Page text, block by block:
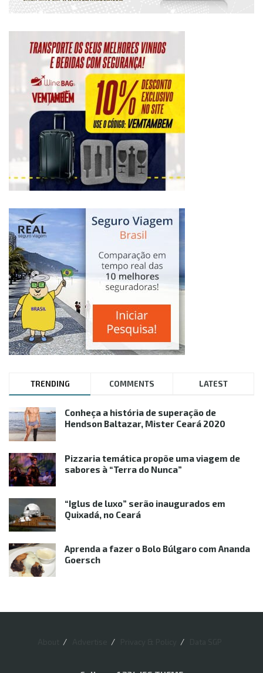
TRENDING COMMENTS LATEST
Conheça a história de superação de
Hendson Baltazar, Mister Ceará 2020
Pizzaria temática propõe uma viagem de
sabores à “Terra do Nunca”
“Iglus de luxo” serão inaugurados em
Quixadá, no Ceará
Aprenda a fazer o Bolo Búlgaro com Ananda
Goersch